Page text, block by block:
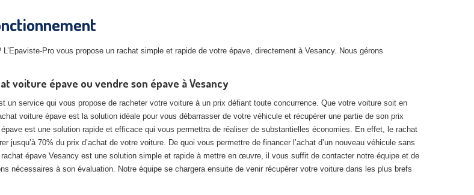
Pro vous propose un rachat simple et rapide de votre épave, directement à Vesancy. Nous gérons
voiture épave ou vendre son épave à Vesancy
un service qui vous propose de racheter votre voiture à un prix défiant toute concurrence. Que votre voiture soit en
voiture épave est la solution idéale pour vous débarrasser de votre véhicule et récupérer une partie de son prix
est une solution rapide et efficace qui vous permettra de réaliser de substantielles économies. En effet, le rachat
jusqu’à 70% du prix d’achat de votre voiture. De quoi vous permettre de financer l’achat d’un nouveau véhicule sans
épave Vesancy est une solution simple et rapide à mettre en œuvre, il vous suffit de contacter notre équipe et de
nécessaires à son évaluation. Notre équipe se chargera ensuite de venir récupérer votre voiture dans les plus brefs